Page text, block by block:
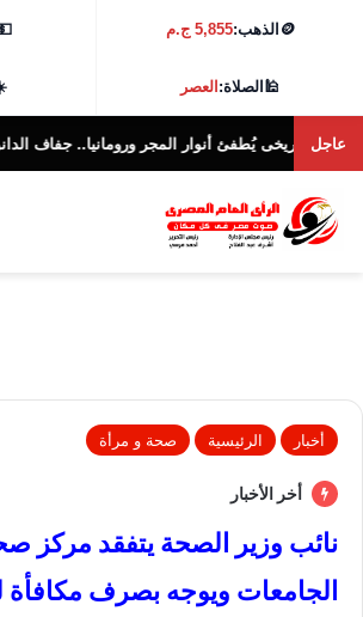
🪙 الذهب:5,855 ج.م
🕌الصلاة:العصر
عاجلأنوار المجر ورومانيا.. جفاف الدانوب والراين
أخبار الرئيسية صحة و مرأة
أخر الأخبار
نائب وزير الصحة يتفقد مركز
الجامعات ويوجه بصرف مكافأة